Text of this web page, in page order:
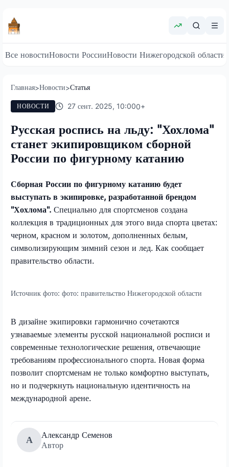
Все новостиНовости РоссииНовости Нижегородской области
Главная>Новости>Статья
НОВОСТИ 27 сент. 2025, 10:000+
Русская роспись на льду: "Хохлома"
станет экипировщиком сборной
России по фигурному катанию
Сборная России по фигурному катанию будет
выступать в экипировке, разработанной брендом
"Хохлома". Специально для спортсменов создана
коллекция в традиционных для этого вида спорта цветах:
черном, красном и золотом, дополненных белым,
символизирующим зимний сезон и лед. Как сообщает
правительство области.
Источник фото: фото: правительство Нижегородской области
В дизайне экипировки гармонично сочетаются
узнаваемые элементы русской национальной росписи и
современные технологические решения, отвечающие
требованиям профессионального спорта. Новая форма
позволит спортсменам не только комфортно выступать,
но и подчеркнуть национальную идентичность на
международной арене.
А
Александр Семенов
Автор